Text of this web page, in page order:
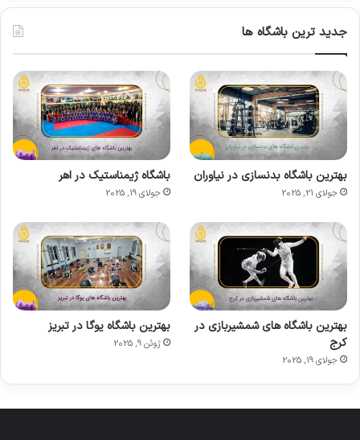
جدید ترین باشگاه ها
بهترین باشگاه بدنسازی در نیاوران
جولای 21, 2025
باشگاه ژیمناستیک در اهر
جولای 19, 2025
بهترین باشگاه های شمشیربازی در
کرج
جولای 19, 2025
بهترین باشگاه یوگا در تبریز
ژوئن 9, 2025